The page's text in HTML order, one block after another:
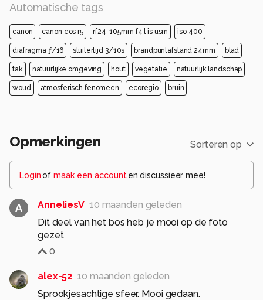
Automatische tags
canon canon eos r5 rf24-105mm f4 l is usm iso 400
diafragma ƒ/16 sluitertijd 3/10s brandpuntafstand 24mm blad
tak natuurlijke omgeving hout vegetatie natuurlijk landschap
woud atmosferisch fenomeen ecoregio bruin
Opmerkingen Sorteren op
Loginof maak een account en discussieer mee!
A AnneliesV 10 maanden geleden
Dit deel van het bos heb je mooi op de foto
gezet
0
alex-52 10 maanden geleden
Sprookjesachtige sfeer. Mooi gedaan.